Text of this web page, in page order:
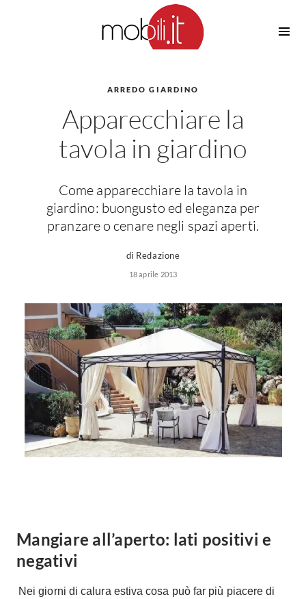
Cucine Design
Cucine Moderne
Cucine Classiche
Cucine Country
Consigli Cucine
Attrezzature Interne
Forni
Cappe
Lavastoviglie
Lavatrici
Asciugatrici
Piccoli
Elettrodomestici
Casalinghi
Soggiorno
Mobili Soggiorno
Librerie
Irrigazione
Casette in Legno
Amaca
Pergole
Giardinaggio
Piante
Lampadari
Faretti
Applique
Plafoniere
Riscaldamento
Caminetti
Stufe
Radiatori
Stube
Climatizzatore
ARREDO GIARDINO
Apparecchiare la
tavola in giardino
Come apparecchiare la tavola in
giardino: buongusto ed eleganza per
pranzare o cenare negli spazi aperti.
di Redazione
18 aprile 2013
Mangiare all’aperto: lati positivi e
negativi
Nei giorni di calura estiva cosa può far più piacere di